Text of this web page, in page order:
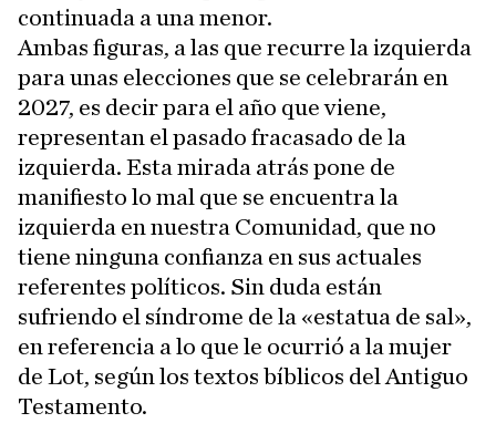
continuada a una menor.
Ambas figuras, a las que recurre la izquierda
para unas elecciones que se celebrarán en
2027, es decir para el año que viene,
representan el pasado fracasado de la
izquierda. Esta mirada atrás pone de
manifiesto lo mal que se encuentra la
izquierda en nuestra Comunidad, que no
tiene ninguna confianza en sus actuales
referentes políticos. Sin duda están
sufriendo el síndrome de la «estatua de sal»,
en referencia a lo que le ocurrió a la mujer
de Lot, según los textos bíblicos del Antiguo
Testamento.